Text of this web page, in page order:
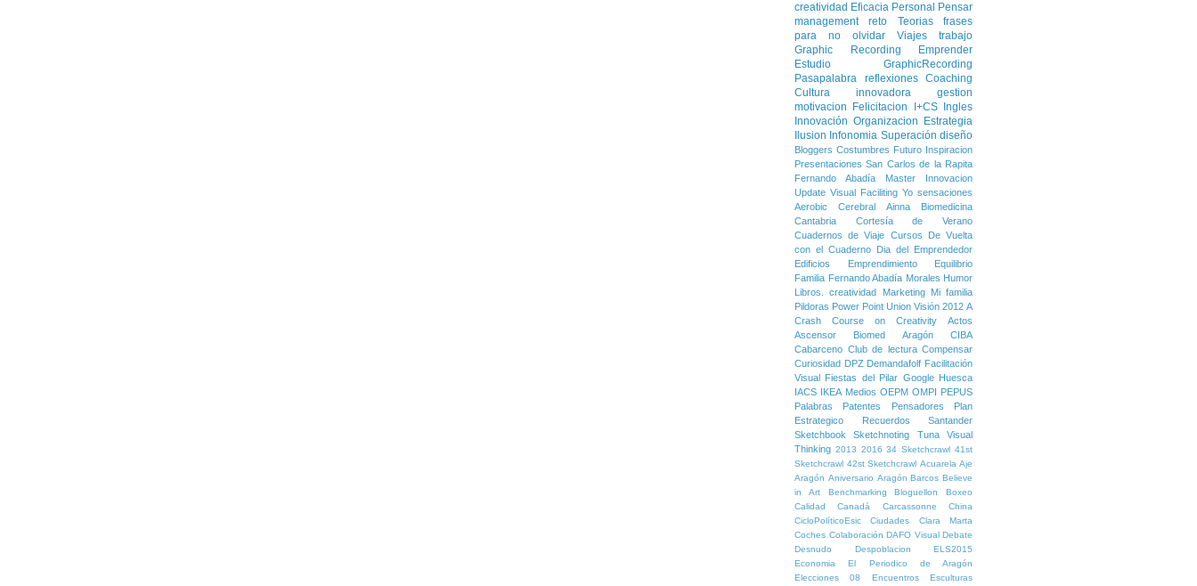
creatividad Eficacia Personal Pensar
management
reto Teorias
frases
para no olvidar
Viajes
trabajo
Graphic Recording
Emprender
Estudio
GraphicRecording
Pasapalabra
reflexiones
Coaching
Cultura innovadora
gestion
motivacion
Felicitacion I+CS
Ingles
Innovación Organizacion
Estrategia
Ilusion Infonomia Superación diseño
Bloggers Costumbres Futuro Inspiracion
Presentaciones San Carlos de la Rapita
Fernando Abadía
Master Innovacion
Update Visual Faciliting Yo sensaciones
Aerobic Cerebral
Ainna
Biomedicina
Cantabria
Cortesía de Verano
Cuadernos de Viaje Cursos
De Vuelta
con el Cuaderno Dia del Emprendedor
Edificios
Emprendimiento
Equilibrio
Familia Fernando Abadía Morales Humor
Libros. creatividad
Marketing
Mi familia
Pildoras Power Point Union Visión 2012 A
Crash Course on Creativity
Actos
Ascensor
Biomed Aragón
CIBA
Cabarceno Club de lectura Compensar
Curiosidad DPZ Demandafolf Facilitación
Visual Fiestas del Pilar Google Huesca
IACS IKEA Medios OEPM OMPI PEPUS
Palabras
Patentes Pensadores
Plan
Estrategico
Recuerdos
Santander
Sketchbook
Sketchnoting Tuna
Visual
Thinking 2013 2016 34 Sketchcrawl 41st
Sketchcrawl 42st Sketchcrawl Acuarela Aje
Aragón Aniversario Aragón Barcos Believe
in Art
Benchmarking Bloguellon
Boxeo
Calidad
Canadá Carcassonne
China
CicloPolíticoEsic
Ciudades
Clara Marta
Coches Colaboración DAFO Visual Debate
Desnudo
Despoblacion
ELS2015
Economia
El Periodico de Aragón
Elecciones 08
Encuentros
Esculturas